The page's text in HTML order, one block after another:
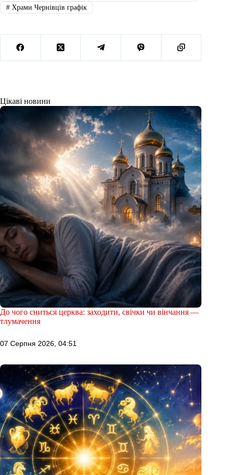
#Храми Чернівців графік
Цікаві новини
До чого сниться церква: заходити, свічки чи вінчання —
тлумачення
07 Серпня 2026, 04:51